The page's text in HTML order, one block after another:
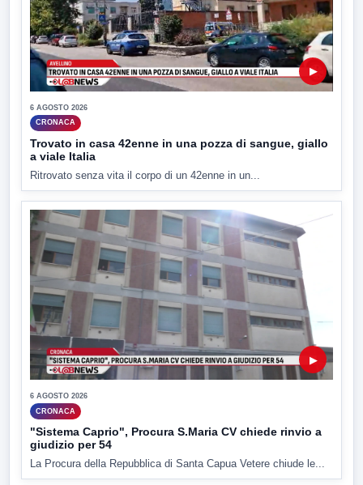
▶
6 AGOSTO 2026
CRONACA
Trovato in casa 42enne in una pozza di sangue, giallo
a viale Italia
Ritrovato senza vita il corpo di un 42enne in un...
▶
6 AGOSTO 2026
CRONACA
"Sistema Caprio", Procura S.Maria CV chiede rinvio a
giudizio per 54
La Procura della Repubblica di Santa Capua Vetere chiude le...